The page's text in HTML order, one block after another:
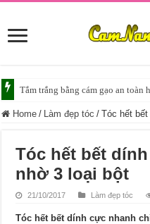
Tắm trắng bằng cám gạo an toàn
Tắm trắng da với bia giúp da
Home / Làm đẹp tóc / Tóc hết
Tóc hết bết
nhờ 3 loại bột
21/10/2017 Làm đẹp tóc
Tóc hết bết dính cực nhanh